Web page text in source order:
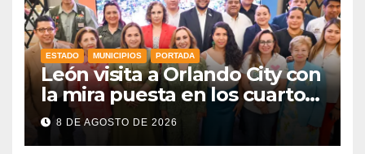
ESTADO MUNICIPIOS PORTADA
León visita a Orlando City con
la mira puesta en los cuartos
de final
8 DE AGOSTO DE 2026